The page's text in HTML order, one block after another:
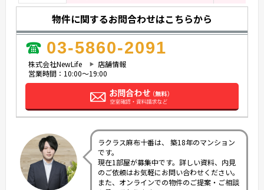
物件に関するお問合わせはこちらから
03-5860-2091
株式会社NewLife
店舗情報
営業時間：10:00～19:00
ラクラス麻布十番は、 築18年のマンション
です。
現在1部屋が募集中です。詳しい資料、内見
のご依頼はお気軽にお問い合わせください。
また、オンラインでの物件のご提案・ご相談